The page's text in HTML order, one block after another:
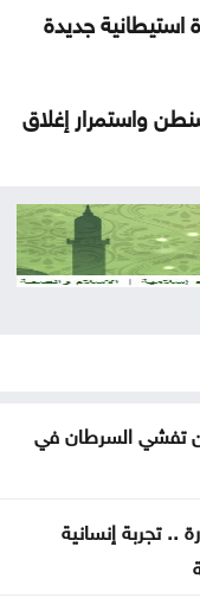
عطاء لبناء 627 وحدة استيطانية جديدة
واستمرار إغلاق
خلال النصف الأول
مستقرة
تفشي السرطان في
.. تجربة إنسانية